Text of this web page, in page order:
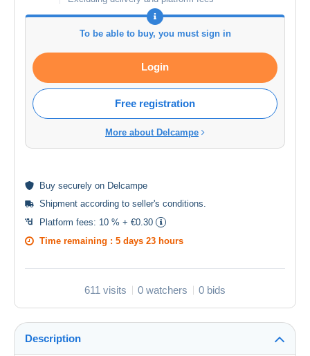
To be able to buy, you must sign in
Login
Free registration
More about Delcampe
Buy securely on Delcampe
Shipment according to seller's conditions.
Platform fees: 10 % + €0.30
Time remaining : 5 days 23 hours
611 visits 0 watchers 0 bids
Description